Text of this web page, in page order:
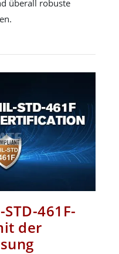
überall robuste
461F-
der